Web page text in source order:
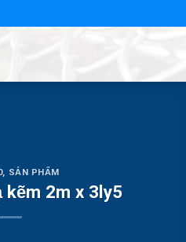
, SẢN PHẨM
2m x 3ly5